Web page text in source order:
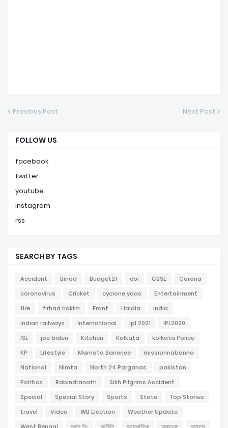
Previous Post Next Post
FOLLOW US
facebook
twitter
youtube
instagram
rss
SEARCH BY TAGS
Accident Binod Budget21 cbi CBSE
Corona
coronavirus
Cricket cyclone yaas
Entertainment
fire
firhad hakim Front Haldia
india
indian railways
International ipl 2021
IPL2020
ISL
joe biden Kitchen Kolkata
kolkata Police
KP
Lifestyle Mamata Banerjee
missionnabanna
National
Nimta North 24 Parganas
pakistan
Politics
Rabindranath
Sikh Pilgrims Accident
Special
Special Story Sports State
Top Stories
travel
Video WB Election
Weather Update